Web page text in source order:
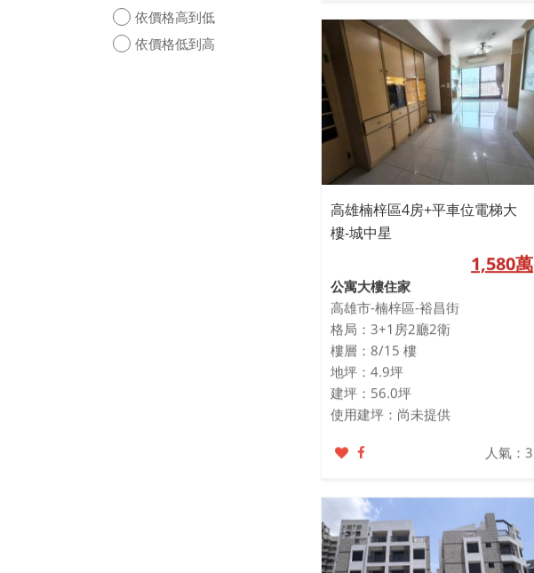
依價格高到低
依價格低到高
高雄楠梓區4房+平車位電梯大
樓-城中星
1,580萬
公寓大樓住家
高雄市-楠梓區-裕昌街
格局：3+1房2廳2衛
樓層：8/15 樓
地坪：4.9坪
建坪：56.0坪
使用建坪：尚未提供
人氣：3